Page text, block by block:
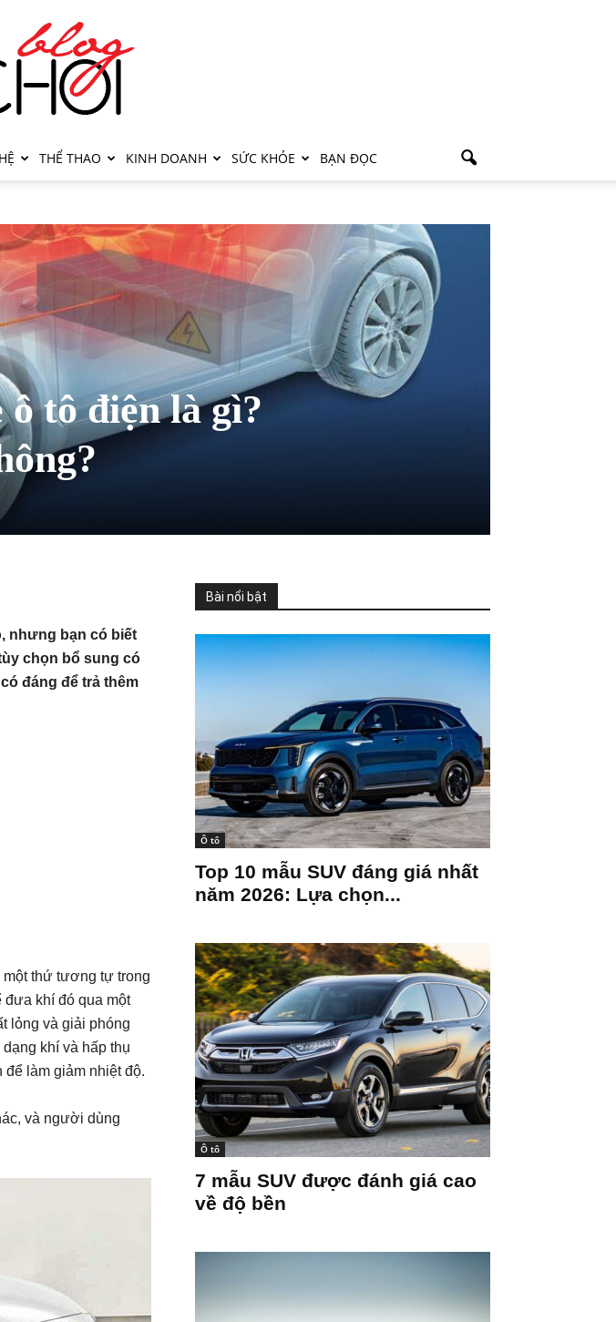
THỂ THAO KINH DOANH SỨC KHỎE BẠN ĐỌC
tô điện là gì?
nhưng bạn có biết
chọn bổ sung có
đáng để trả thêm
một thứ tương tự trong
đưa khí đó qua một
lỏng và giải phóng
khí và hấp thụ
làm giảm nhiệt độ.
và người dùng
Bài nổi bật
Ô tô
Top 10 mẫu SUV đáng giá nhất
năm 2026: Lựa chọn...
Ô tô
7 mẫu SUV được đánh giá cao
về độ bền